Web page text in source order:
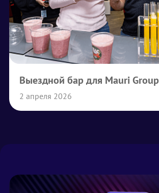
Выездной бар для Mauri Group
2 апреля 2026